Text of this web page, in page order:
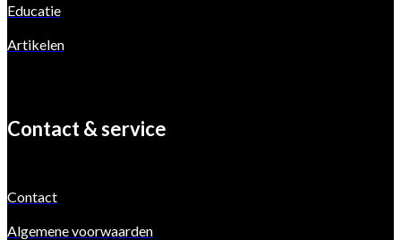
Educatie
Artikelen
Contact & service
Contact
Algemene voorwaarden